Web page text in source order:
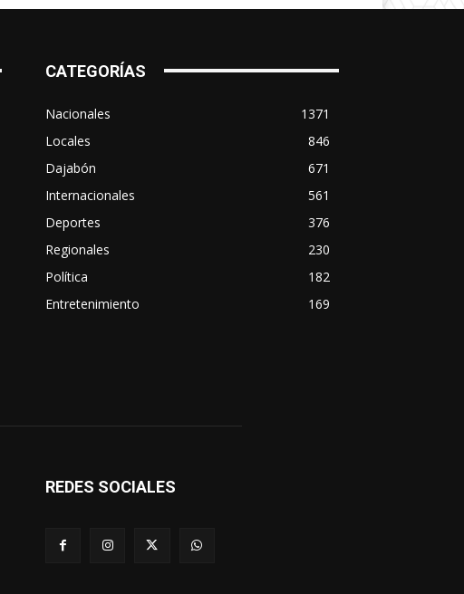
CATEGORÍAS
Nacionales
1371
Locales
846
Dajabón
671
Internacionales
561
Deportes
376
Regionales
230
Política
182
Entretenimiento
169
REDES SOCIALES